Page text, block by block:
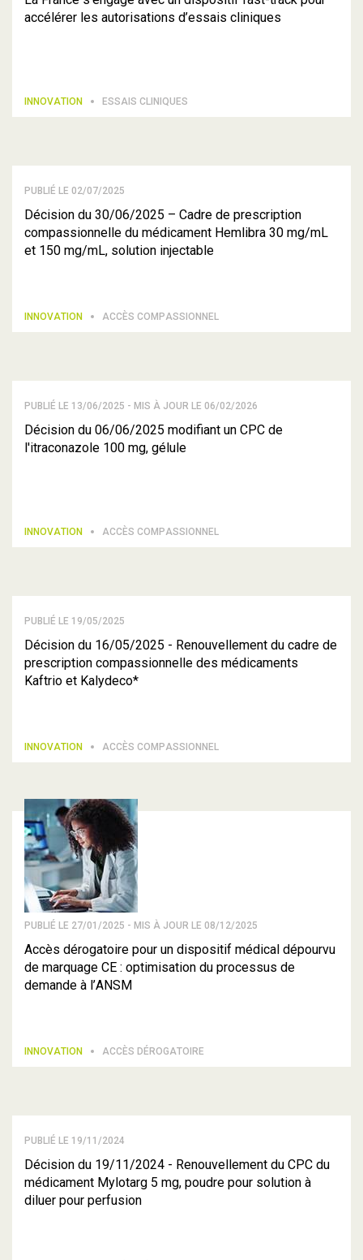
accélérer les autorisations d’essais cliniques
INNOVATION ESSAIS CLINIQUES
PUBLIÉ LE 02/07/2025
Décision du 30/06/2025 – Cadre de prescription
compassionnelle du médicament Hemlibra 30 mg/mL
et 150 mg/mL, solution injectable
INNOVATION ACCÈS COMPASSIONNEL
PUBLIÉ LE 13/06/2025 - MIS À JOUR LE 06/02/2026
Décision du 06/06/2025 modifiant un CPC de
l'itraconazole 100 mg, gélule
INNOVATION ACCÈS COMPASSIONNEL
PUBLIÉ LE 19/05/2025
Décision du 16/05/2025 - Renouvellement du cadre de
prescription compassionnelle des médicaments
Kaftrio et Kalydeco*
INNOVATION ACCÈS COMPASSIONNEL
PUBLIÉ LE 27/01/2025 - MIS À JOUR LE 08/12/2025
Accès dérogatoire pour un dispositif médical dépourvu
de marquage CE : optimisation du processus de
demande à l’ANSM
INNOVATION ACCÈS DÉROGATOIRE
PUBLIÉ LE 19/11/2024
Décision du 19/11/2024 - Renouvellement du CPC du
médicament Mylotarg 5 mg, poudre pour solution à
diluer pour perfusion